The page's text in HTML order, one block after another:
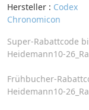
Hersteller : Codex
Chronomicon
Super-Rabattcode
Heidemann10-
Frühbucher-
Heidemann10-